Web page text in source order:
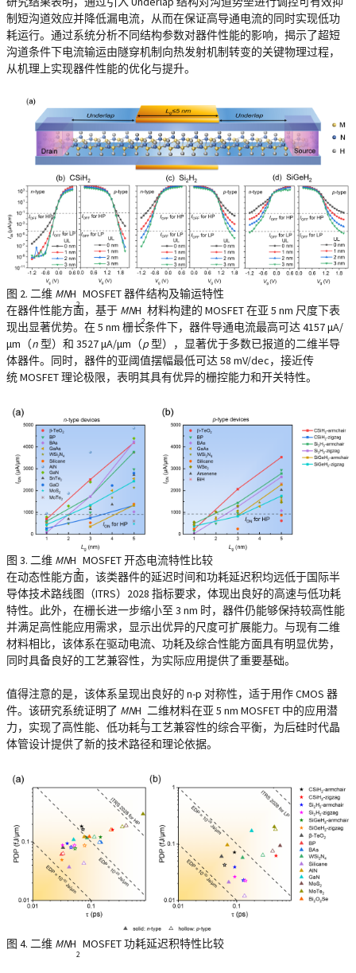
制短沟道效应并降低漏电流，从而在保证高导通电流的同时实现低功
耗运行。通过系统分析不同结构参数对器件性能的影响，揭示了超短
沟道条件下电流输运由隧穿机制向热发射机制转变的关键物理过程，
从机理上实现器件性能的优化与提升。
图 2. 二维 MNH
2
MOSFET 器件结构及输运特性
在器件性能方面，基于 MNH
2
材料构建的 MOSFET 在亚 5 nm 尺度下表
现出显著优势。在 5 nm 栅长条件下，器件导通电流最高可达 4157 μA/
μm（n 型）和 3527 μA/μm（p 型），显著优于多数已报道的二维半导
体器件。同时，器件的亚阈值摆幅最低可达 58 mV/dec，接近传
统 MOSFET 理论极限，表明其具有优异的栅控能力和开关特性。
图 3. 二维 MNH
2
MOSFET 开态电流特性比较
在动态性能方面，该类器件的延迟时间和功耗延迟积均远低于国际半
导体技术路线图（ITRS）2028 指标要求，体现出良好的高速与低功耗
特性。此外，在栅长进一步缩小至 3 nm 时，器件仍能够保持较高性能
并满足高性能应用需求，显示出优异的尺度可扩展能力。与现有二维
材料相比，该体系在驱动电流、功耗及综合性能方面具有明显优势，
同时具备良好的工艺兼容性，为实际应用提供了重要基础。
值得注意的是，该体系呈现出良好的 n-p 对称性，适于用作 CMOS 器
件。该研究系统证明了 MNH
2
二维材料在亚 5 nm MOSFET 中的应用潜
力，实现了高性能、低功耗与工艺兼容性的综合平衡，为后硅时代晶
体管设计提供了新的技术路径和理论依据。
图 4. 二维 MNH
2
MOSFET 功耗延迟积特性比较